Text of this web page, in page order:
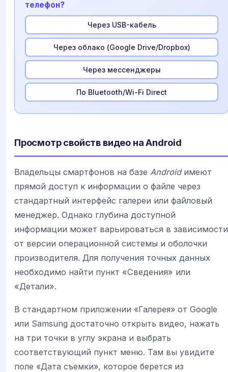
телефон?
Через USB-кабель
Через облако (Google Drive/Dropbox)
Через мессенджеры
По Bluetooth/Wi-Fi Direct
Просмотр свойств видео на Android
Владельцы смартфонов на базе Androidимеют
прямой доступ к информации о файле через
стандартный интерфейс галереи или файловый
менеджер. Однако глубина доступной
информации может варьироваться в зависимости
от версии операционной системы и оболочки
производителя. Для получения точных данных
необходимо найти пункт «Сведения» или
«Детали».
В стандартном приложении «Галерея» от Google
или Samsung достаточно открыть видео, нажать
на три точки в углу экрана и выбрать
соответствующий пункт меню. Там вы увидите
поле «Дата съемки», которое берется из